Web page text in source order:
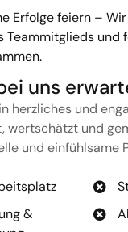
Erfolge feiern –
Teammitglieds und
uns
herzliches und
wertschätzt und
und einfühlsame
&